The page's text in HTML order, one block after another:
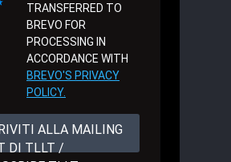
TRANSFERRED TO
BREVO FOR
PROCESSING IN
ACCORDANCE WITH
BREVO'S PRIVACY
POLICY.
ALLA MAILING
DI TLLT /